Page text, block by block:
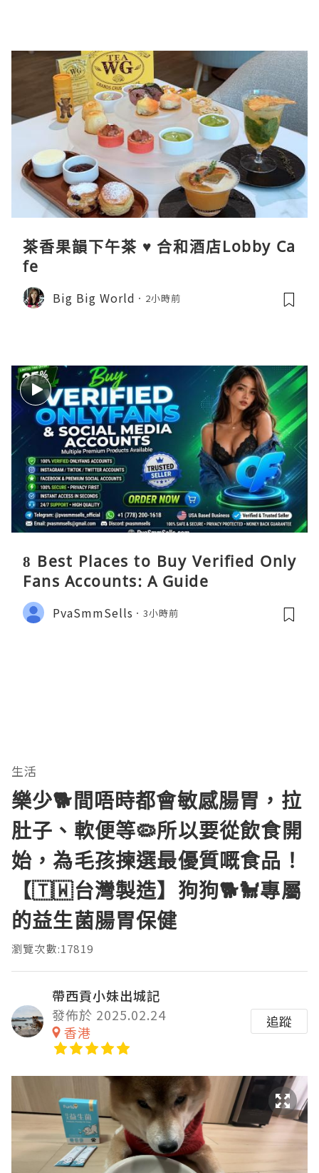
茶香果韻下午茶 ♥ 合和酒店Lobby Ca
fe
Big Big World 2小時前
8 Best Places to Buy Verified Only
Fans Accounts: A Guide
PvaSmmSells 3小時前
生活
樂少🐕間唔時都會敏感腸胃，拉
肚子、軟便等🦠所以要從飲食開
始，為毛孩揀選最優質嘅食品！
【🇹🇼台灣製造】狗狗🐕🐩專屬
的益生菌腸胃保健
瀏覽次數:17819
帶西貢小妹出城記
發佈於 2025.02.24
香港
追蹤